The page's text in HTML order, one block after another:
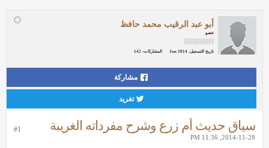
أبو عبد الرقيب محمد حافظ
عضو
تاريخ التسجيل: Jun 2014 المشاركات: 142
مشاركة
تغريد
#1 سياق حديث أم زرع وشرح مفرداته الغريبة
2014-11-28, 11:36 PM